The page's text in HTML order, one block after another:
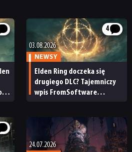
4
03.08.2026
NEWSY
Elden Ring doczeka się
drugiego DLC? Tajemniczy
wpis FromSoftware
24.07.2026